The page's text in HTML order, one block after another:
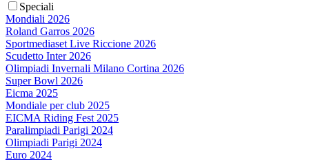
Speciali
Mondiali 2026
Roland Garros 2026
Sportmediaset Live Riccione 2026
Scudetto Inter 2026
Olimpiadi Invernali Milano Cortina 2026
Super Bowl 2026
Eicma 2025
Mondiale per club 2025
EICMA Riding Fest 2025
Paralimpiadi Parigi 2024
Olimpiadi Parigi 2024
Euro 2024